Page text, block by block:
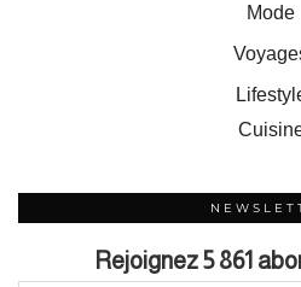
Mode
Rejoignez 5 861